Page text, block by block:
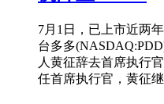
7月1日，已上市近两
台多多
人黄征辞去首席执行
任首席执行官，黄征